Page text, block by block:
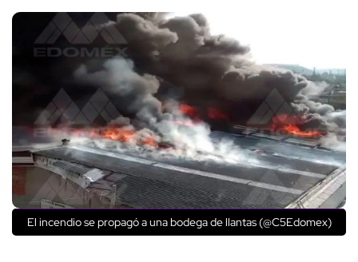
El incendio se propagó a una bodega de llantas (@C5Edomex)